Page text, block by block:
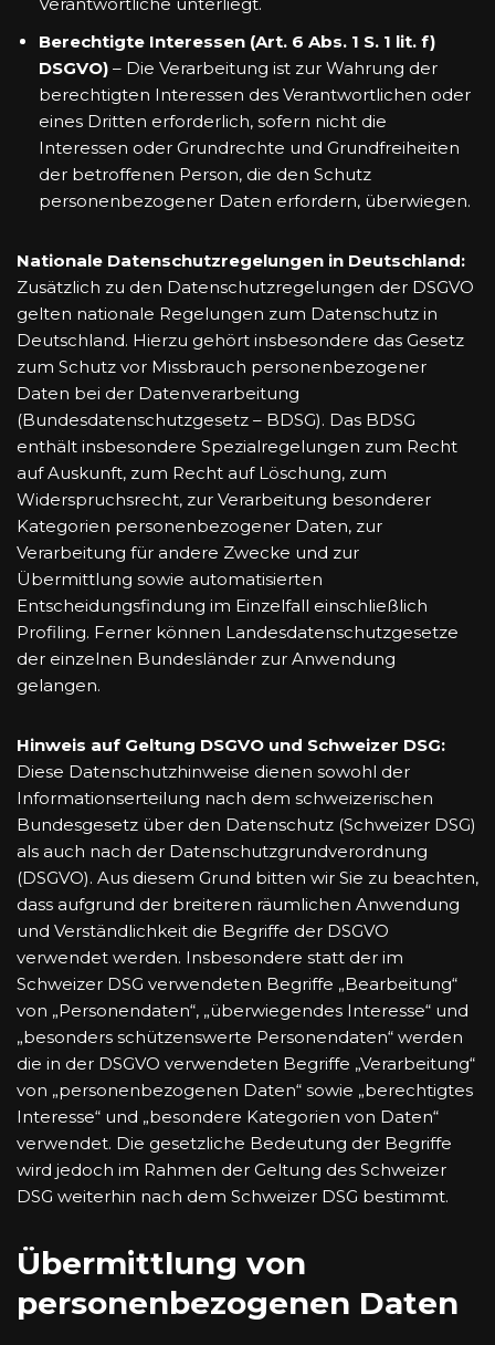
Berechtigte Interessen (Art. 6 Abs. 1 S. 1 lit. f)
DSGVO) – Die Verarbeitung ist zur Wahrung der
berechtigten Interessen des Verantwortlichen oder
eines Dritten erforderlich, sofern nicht die
Interessen oder Grundrechte und Grundfreiheiten
der betroffenen Person, die den Schutz
personenbezogener Daten erfordern, überwiegen.
Nationale Datenschutzregelungen in Deutschland:
Zusätzlich zu den Datenschutzregelungen der DSGVO
gelten nationale Regelungen zum Datenschutz in
Deutschland. Hierzu gehört insbesondere das Gesetz
zum Schutz vor Missbrauch personenbezogener
Daten bei der Datenverarbeitung
(Bundesdatenschutzgesetz – BDSG). Das BDSG
enthält insbesondere Spezialregelungen zum Recht
auf Auskunft, zum Recht auf Löschung, zum
Widerspruchsrecht, zur Verarbeitung besonderer
Kategorien personenbezogener Daten, zur
Verarbeitung für andere Zwecke und zur
Übermittlung sowie automatisierten
Entscheidungsfindung im Einzelfall einschließlich
Profiling. Ferner können Landesdatenschutzgesetze
der einzelnen Bundesländer zur Anwendung
gelangen.
Hinweis auf Geltung DSGVO und Schweizer DSG:
Diese Datenschutzhinweise dienen sowohl der
Informationserteilung nach dem schweizerischen
Bundesgesetz über den Datenschutz (Schweizer DSG)
als auch nach der Datenschutzgrundverordnung
(DSGVO). Aus diesem Grund bitten wir Sie zu beachten,
dass aufgrund der breiteren räumlichen Anwendung
und Verständlichkeit die Begriffe der DSGVO
verwendet werden. Insbesondere statt der im
Schweizer DSG verwendeten Begriffe „Bearbeitung“
von „Personendaten“, „überwiegendes Interesse“ und
„besonders schützenswerte Personendaten“ werden
die in der DSGVO verwendeten Begriffe „Verarbeitung“
von „personenbezogenen Daten“ sowie „berechtigtes
Interesse“ und „besondere Kategorien von Daten“
verwendet. Die gesetzliche Bedeutung der Begriffe
wird jedoch im Rahmen der Geltung des Schweizer
DSG weiterhin nach dem Schweizer DSG bestimmt.
Übermittlung von
personenbezogenen Daten